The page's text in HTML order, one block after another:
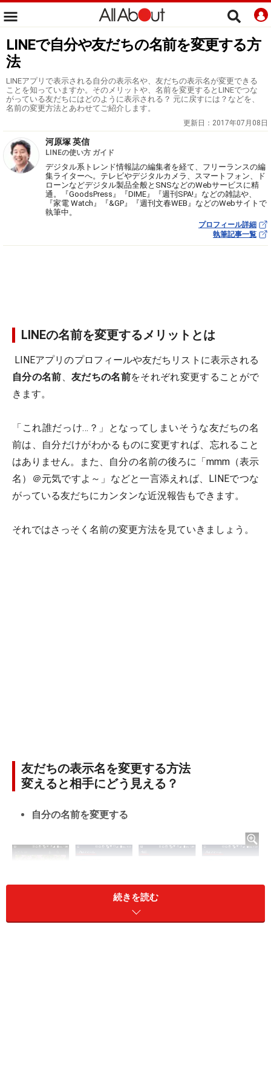
LINEで自分や友だちの名前を変更する方
法
LINEアプリで表示される自分の表示名や、友だちの表示名が変更できる
ことを知っていますか。そのメリットや、名前を変更するとLINEでつな
がっている友だちにはどのように表示される？ 元に戻すには？などを、
名前の変更方法とあわせてご紹介します。
更新日： 2017年07月08日
河原塚 英信
LINEの使い方 ガイド
デジタル系トレンド情報誌の編集者を経て、フリーランスの編
集ライターへ。テレビやデジタルカメラ、スマートフォン、ド
ローンなどデジタル製品全般とSNSなどのWebサービスに精
通。『GoodsPress』『DIME』『週刊SPA!』などの雑誌や、
『家電 Watch』『&GP』『週刊文春WEB』などのWebサイトで
執筆中。
プロフィール詳細
執筆記事一覧
LINEの名前を変更するメリットとは
LINEアプリのプロフィールや友だちリストに表示される
自分の名前、友だちの名前をそれぞれ変更することがで
きます。
「これ誰だっけ…？」となってしまいそうな友だちの名
前は、自分だけがわかるものに変更すれば、忘れること
はありません。また、自分の名前の後ろに「mmm（表示
名）＠元気ですよ～」などと一言添えれば、LINEでつな
がっている友だちにカンタンな近況報告もできます。
それではさっそく名前の変更方法を見ていきましょう。
友だちの表示名を変更する方法
変えると相手にどう見える？
自分の名前を変更する
続きを読む